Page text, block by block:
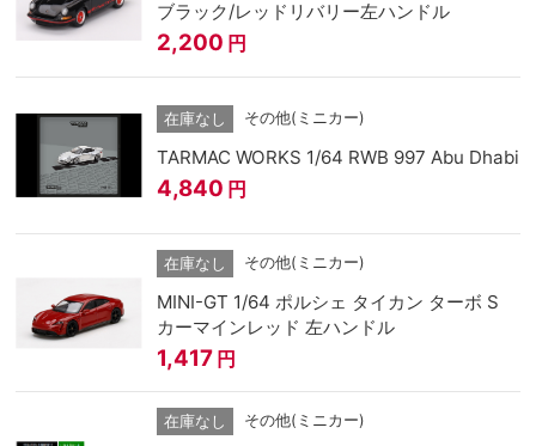
ブラック/レッドリバリー左ハンドル
2,200 円
在庫なし その他(ミニカー)
TARMAC WORKS 1/64 RWB 997 Abu Dhabi
4,840 円
在庫なし その他(ミニカー)
MINI-GT 1/64 ポルシェ タイカン ターボ S
カーマインレッド 左ハンドル
1,417 円
在庫なし その他(ミニカー)